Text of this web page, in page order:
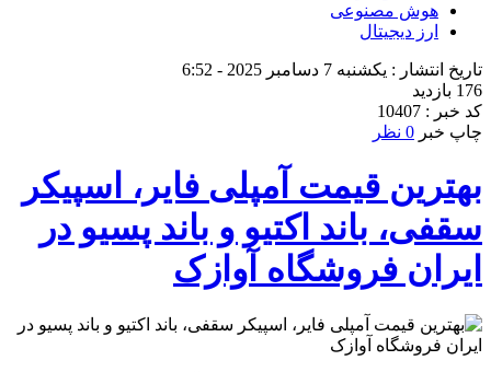
هوش مصنوعی
ارز دیجیتال
تاریخ انتشار : یکشنبه 7 دسامبر 2025 - 6:52
176 بازدید
کد خبر : 10407
چاپ خبر 0 نظر
بهترین قیمت آمپلی فایر، اسپیکر
سقفی، باند اکتیو و باند پسیو در
ایران فروشگاه آوازک